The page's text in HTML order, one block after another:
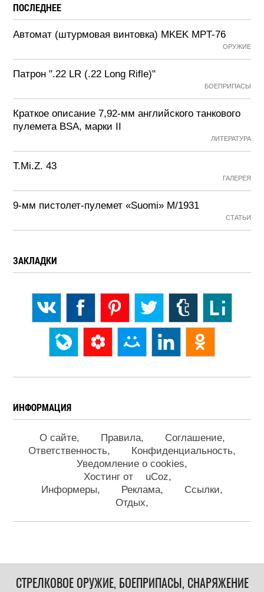
ПОСЛЕДНЕЕ
Автомат (штурмовая винтовка) MKEK MPT-76
ОРУЖИЕ
Патрон ".22 LR (.22 Long Rifle)"
БОЕПРИПАСЫ
Краткое описание 7,92-мм английского танкового
пулемета BSA, марки II
ЛИТЕРАТУРА
T.Mi.Z. 43
ГАЛЕРЕЯ
9-мм пистолет-пулемет «Suomi» М/1931
СТАТЬИ
ЗАКЛАДКИ
ИНФОРМАЦИЯ
О сайте Правила
Соглашение
Ответственность
Конфиденциальность
Уведомление о cookies
Хостинг от
uCoz
Информеры
Реклама
Ссылки
Отдых
СТРЕЛКОВОЕ ОРУЖИЕ, БОЕПРИПАСЫ, СНАРЯЖЕНИЕ